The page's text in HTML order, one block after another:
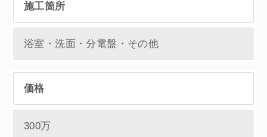
施工箇所
浴室・洗面・分電盤・その他
価格
300万